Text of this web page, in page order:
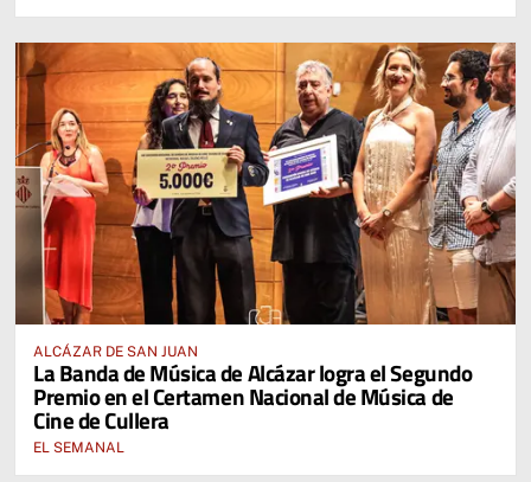
ALCÁZAR DE SAN JUAN
La Banda de Música de Alcázar logra el Segundo
Premio en el Certamen Nacional de Música de
Cine de Cullera
EL SEMANAL